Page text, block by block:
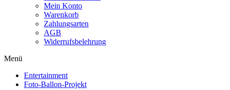
Mein Konto
Warenkorb
Zahlungsarten
AGB
Widerrufsbelehrung
Menü
Entertainment
Foto-Ballon-Projekt